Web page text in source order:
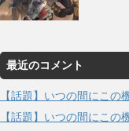
最近のコメント
【話題】いつの間にこの
【話題】いつの間にこの